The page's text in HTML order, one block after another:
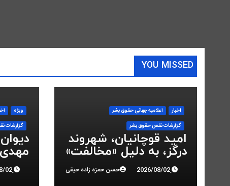
YOU MISSED
اخبار
اعلاميه جهانی حقوق بشر
گزارشات نقض حقوق بشر
امید قوچانیان، شهروند
درگز، به دلیل «مخالفت»
با حکومت به ۵ سال
زندان محکوم شدحسن حمزه زاده حیقی
ویژه
گزارشات